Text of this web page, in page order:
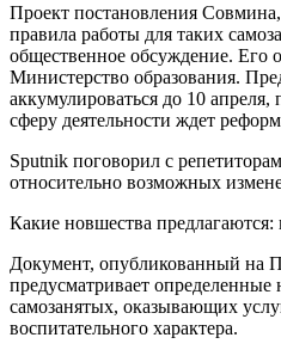
Проект постановления
правила работы для таких
общественное обсуждение. Его
Министерство образования.
аккумулироваться до 10 апреля,
сферу деятельности ждет
Sputnik поговорил с
относительно возможных
Какие новшества предлагаются:
Документ, опубликованный на
предусматривает определенные
самозанятых, оказывающих
воспитательного характера.